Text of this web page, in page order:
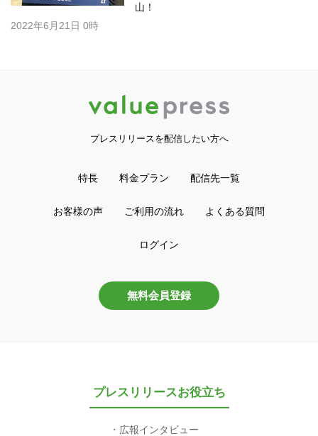
山！
2022年6月21日 0時
プレスリリースを配信したい方へ
特長 料金プラン 配信先一覧
お客様の声 ご利用の流れ よくある質問
ログイン
無料会員登録
プレスリリースお役立ち
広報インタビュー